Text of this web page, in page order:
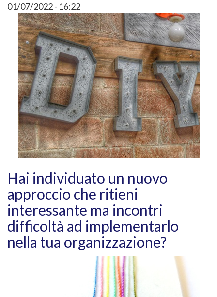
01/07/2022 - 16:22
Hai individuato un nuovo
approccio che ritieni
interessante ma incontri
difficoltà ad implementarlo
nella tua organizzazione?